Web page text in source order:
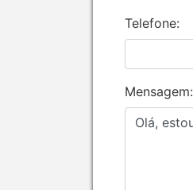
Telefone:
Mensagem: